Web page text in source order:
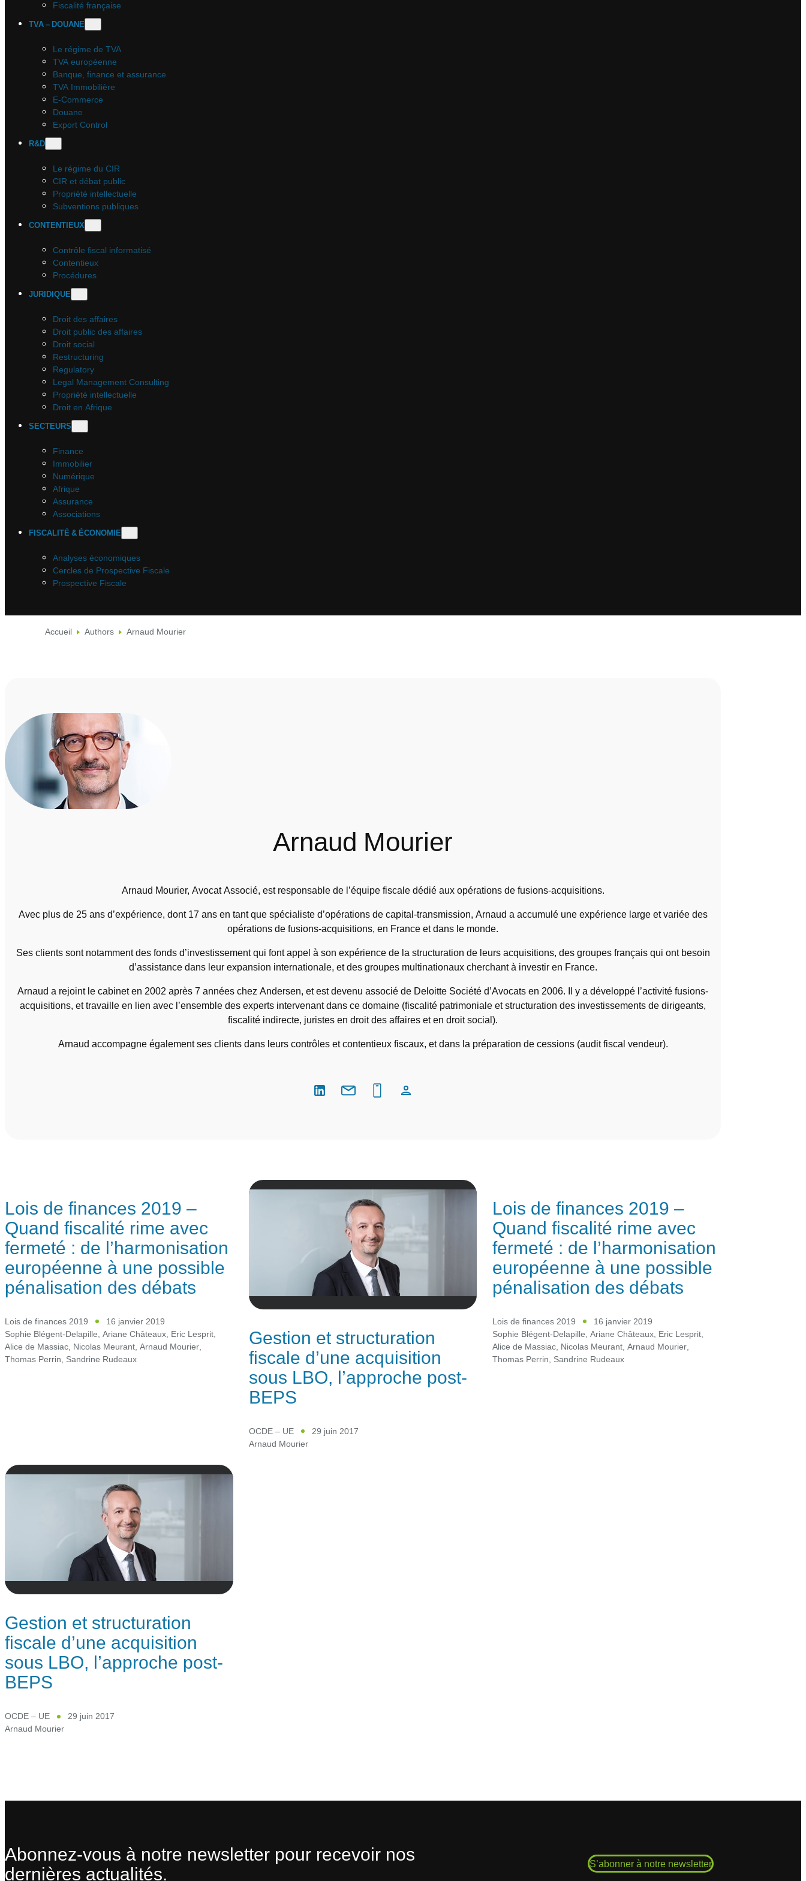
Fiscalité française
TVA – DOUANE
Le régime de TVA
TVA européenne
Banque, finance et assurance
TVA Immobilière
E-Commerce
Douane
Export Control
R&D
Le régime du CIR
CIR et débat public
Propriété intellectuelle
Subventions publiques
CONTENTIEUX
Contrôle fiscal informatisé
Contentieux
Procédures
JURIDIQUE
Droit des affaires
Droit public des affaires
Droit social
Restructuring
Regulatory
Legal Management Consulting
Propriété intellectuelle
Droit en Afrique
SECTEURS
Finance
Immobilier
Numérique
Afrique
Assurance
Associations
FISCALITÉ & ÉCONOMIE
Analyses économiques
Cercles de Prospective Fiscale
Prospective Fiscale
Accueil Authors Arnaud Mourier
Arnaud Mourier
Arnaud Mourier, Avocat Associé, est responsable de l’équipe fiscale dédié aux opérations de fusions-acquisitions.
Avec plus de 25 ans d’expérience, dont 17 ans en tant que spécialiste d’opérations de capital-transmission, Arnaud a accumulé une expérience large et variée des
opérations de fusions-acquisitions, en France et dans le monde.
Ses clients sont notamment des fonds d’investissement qui font appel à son expérience de la structuration de leurs acquisitions, des groupes français qui ont besoin
d’assistance dans leur expansion internationale, et des groupes multinationaux cherchant à investir en France.
Arnaud a rejoint le cabinet en 2002 après 7 années chez Andersen, et est devenu associé de Deloitte Société d’Avocats en 2006. Il y a développé l’activité fusions-
acquisitions, et travaille en lien avec l’ensemble des experts intervenant dans ce domaine (fiscalité patrimoniale et structuration des investissements de dirigeants,
fiscalité indirecte, juristes en droit des affaires et en droit social).
Arnaud accompagne également ses clients dans leurs contrôles et contentieux fiscaux, et dans la préparation de cessions (audit fiscal vendeur).
Lois de finances 2019 –
Quand fiscalité rime avec
fermeté : de l’harmonisation
européenne à une possible
pénalisation des débats
Lois de finances 2019
16 janvier 2019
Sophie Blégent-Delapille, Ariane Châteaux, Eric Lesprit,
Alice de Massiac, Nicolas Meurant, Arnaud Mourier,
Thomas Perrin, Sandrine Rudeaux
Gestion et structuration
fiscale d’une acquisition
sous LBO, l’approche post-
BEPS
OCDE – UE
29 juin 2017
Arnaud Mourier
Lois de finances 2019 –
Quand fiscalité rime avec
fermeté : de l’harmonisation
européenne à une possible
pénalisation des débats
Lois de finances 2019
16 janvier 2019
Sophie Blégent-Delapille,Ariane Châteaux, Eric Lesprit,
Alice de Massiac, Nicolas Meurant,Arnaud Mourier,
Thomas Perrin, Sandrine Rudeaux
Gestion et structuration
fiscale d’une acquisition
sous LBO, l’approche post-
BEPS
OCDE – UE
29 juin 2017
Arnaud Mourier
Abonnez-vous à notre newsletter pour recevoir nos
dernières actualités.
S’abonner à notre newsletter